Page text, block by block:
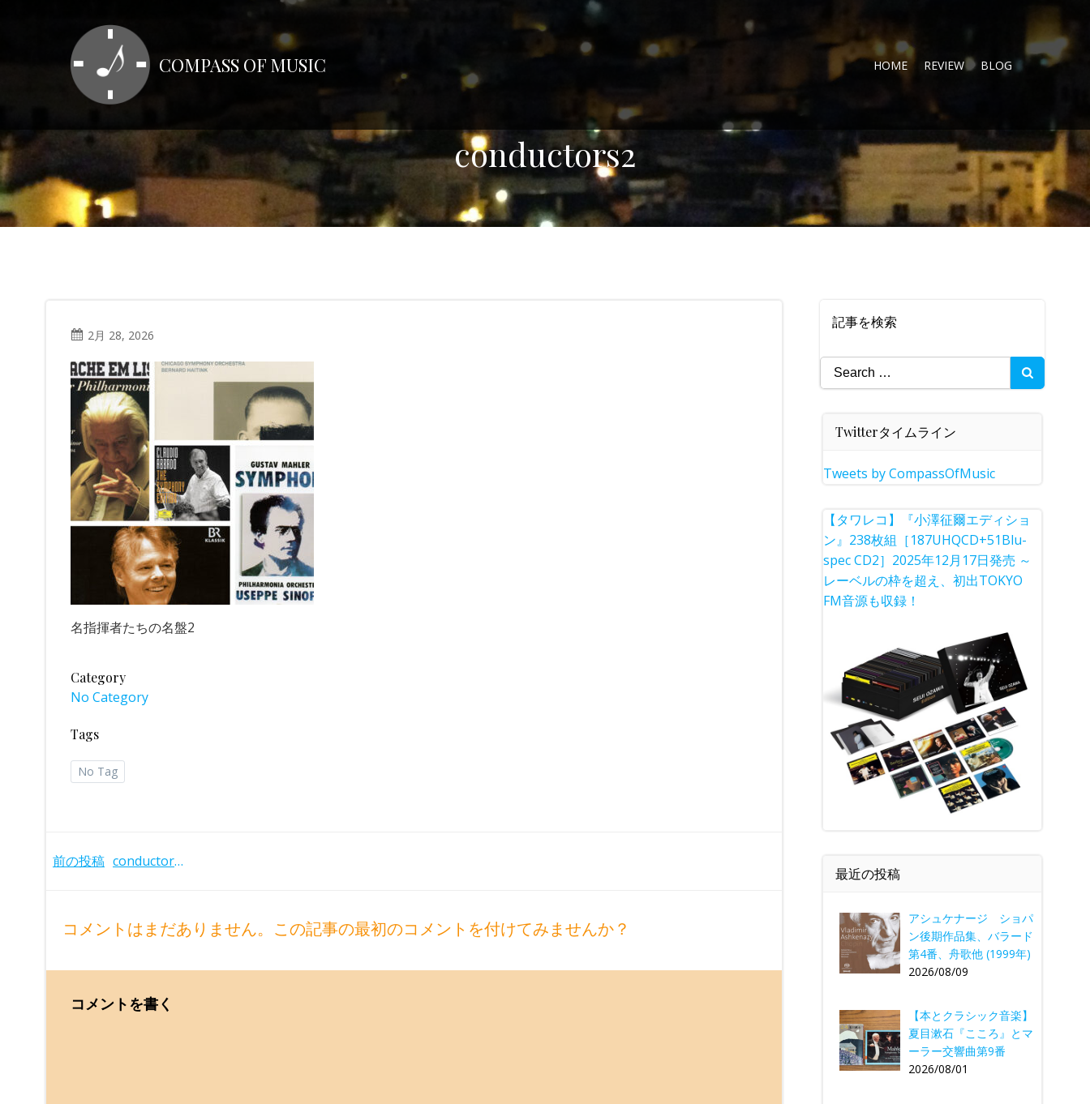
キ
ッ
プ
COMPASS OF MUSIC HOME REVIEW BLOG
conductors2
2月 28, 2026
名指揮者たちの名盤2
Category
No Category
Tags
No Tag
Post
前の投稿 conductors2
コメントはまだありません。この記事の最初のコメントを付けてみませんか？
コメントを書く
記事を検索
Search
for:
Twitterタイムライン
Tweets by CompassOfMusic
【タワレコ】『小澤征爾エディショ
ン』238枚組［187UHQCD+51Blu-
spec CD2］2025年12月17日発売 ～
レーベルの枠を超え、初出TOKYO
FM音源も収録！
最近の投稿
アシュケナージ ショパ
ン後期作品集、バラード
第4番、舟歌他 (1999年)
2026/08/09
【本とクラシック音楽】
夏目漱石『こころ』とマ
ーラー交響曲第9番
2026/08/01